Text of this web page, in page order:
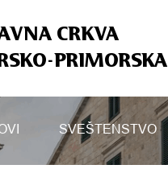
CRKVA
PRIMORSKA
SVEŠTENSTVO